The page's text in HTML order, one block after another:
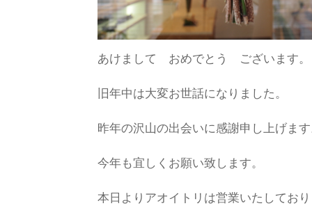
あけまして おめでとう ございます。
旧年中は大変お世話になりました。
昨年の沢山の出会いに感謝申し上げま
今年も宜しくお願い致します。
本日よりアオイトリは営業いたしてお